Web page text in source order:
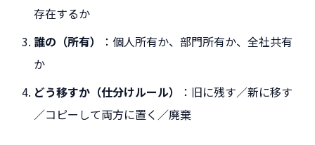
存在するか
誰の（所有）
：個人所有か、部門所有か、全社共有
か
どう移すか（仕分けルール）
：旧に残す／新に移す
／コピーして両方に置く／廃棄